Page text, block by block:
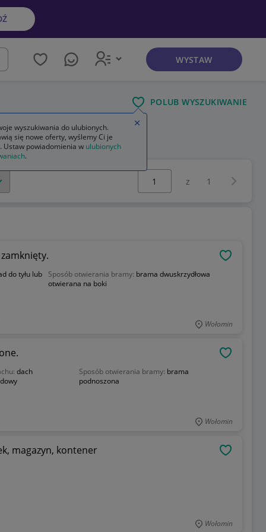
WYSTAW
POLUB WYSZUKIWANIE
Wybierz stronę:
z 1
do tyłu lub
Sposób otwierania bramy: brama dwuskrzydłowa
otwierana na boki
Wołomin
dach
Sposób otwierania bramy: brama
podnoszona
Wołomin
magazyn, kontener
Wołomin
wyszukiwania do ulubionych.
się nowe oferty, wyślemy Ci je
Ustaw powiadomienia w ulubionych
.
Zamknij wskazówkę